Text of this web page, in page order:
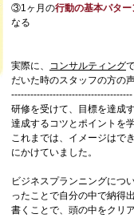
③1ヶ月の行動の基本パター
なる
実際に、 コンサルティング
だいた時のスタッフの方の声
--------------------------------------
研修を受けて、目標を達成
達成するコツとポイントを
これまでは、イメージはで
にかけていました。
ビジネスプランニングにつ
ったことで自分の中で納得
書くことで、頭の中をクリ